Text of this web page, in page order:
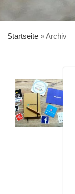
Startseite »Archiv